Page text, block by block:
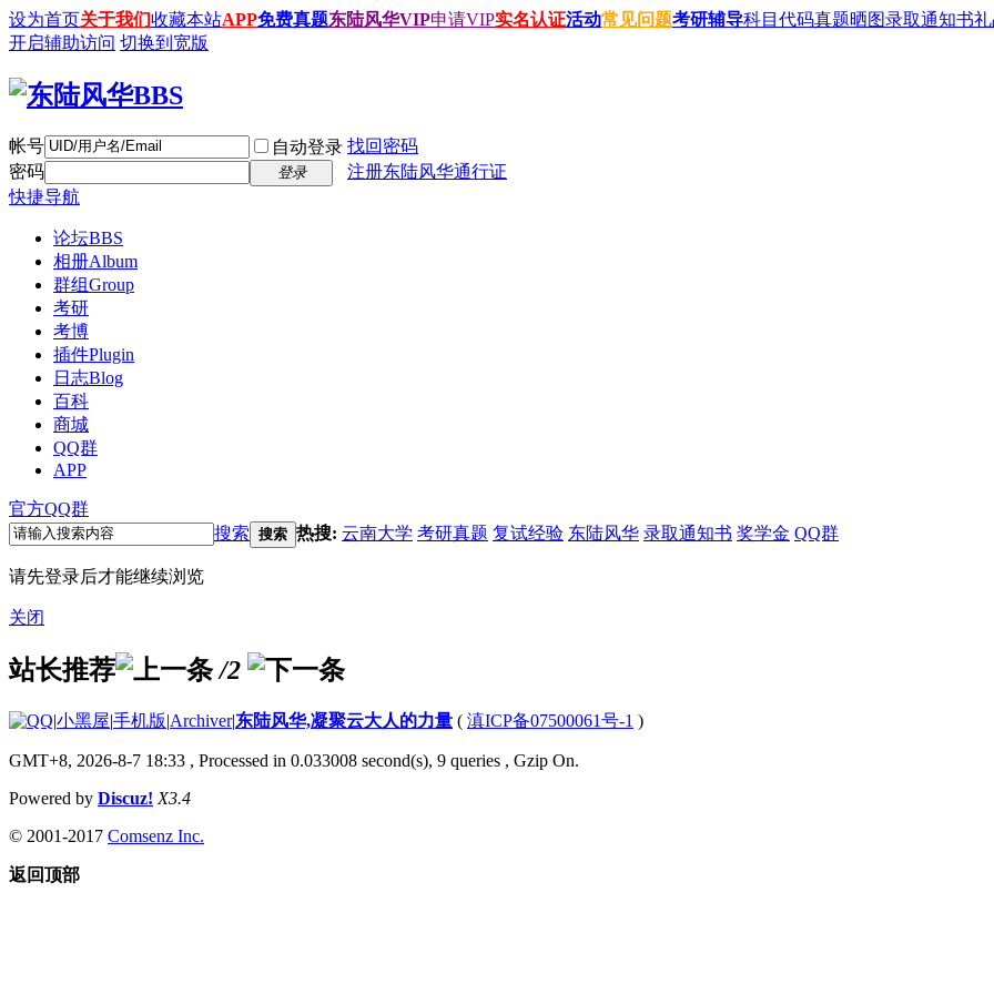
设为首页关于我们收藏本站APP免费真题东陆风华VIP申请VIP实名认证活动常见问题考研辅导科目代码真题晒图录取通知书
开启辅助访问 切换到宽版
帐号 自动登录 找回密码
密码
登录
注册东陆风华通行证
快捷导航
论坛BBS
相册Album
群组Group
考研
考博
插件Plugin
日志Blog
百科
商城
QQ群
APP
官方QQ群
搜索 搜索 热搜: 云南大学 考研真题 复试经验 东陆风华 录取通知书 奖学金 QQ群
请先登录后才能继续浏览
关闭
站长推荐 /2
|小黑屋|手机版|Archiver|东陆风华,凝聚云大人的力量 ( 滇ICP备07500061号-1 )
GMT+8, 2026-8-7 18:33 , Processed in 0.033008 second(s), 9 queries , Gzip On.
Powered by Discuz! X3.4
© 2001-2017 Comsenz Inc.
返回顶部